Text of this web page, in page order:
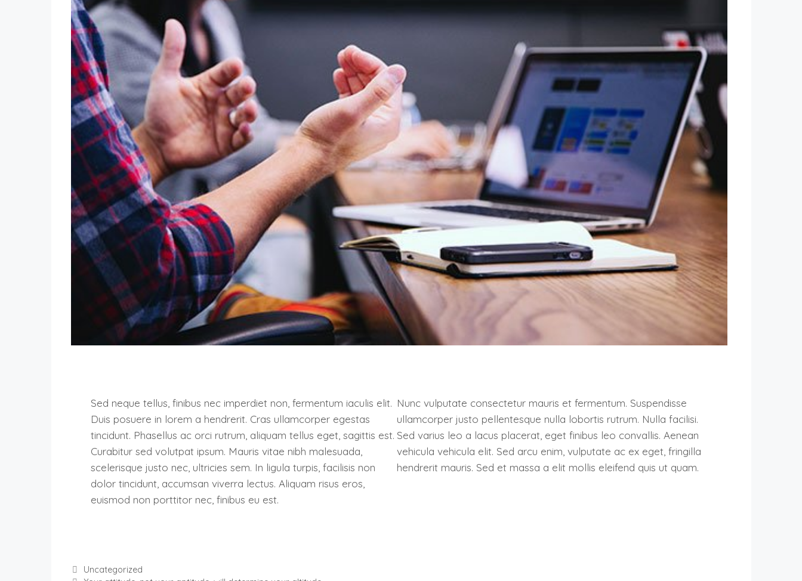
Sed neque tellus, finibus nec imperdiet non, fermentum iaculis elit.
Duis posuere in lorem a hendrerit. Cras ullamcorper egestas
tincidunt. Phasellus ac orci rutrum, aliquam tellus eget, sagittis est.
Curabitur sed volutpat ipsum. Mauris vitae nibh malesuada,
scelerisque justo nec, ultricies sem. In ligula turpis, facilisis non
dolor tincidunt, accumsan viverra lectus. Aliquam risus eros,
euismod non porttitor nec, finibus eu est.
Nunc vulputate consectetur mauris et fermentum. Suspendisse
ullamcorper justo pellentesque nulla lobortis rutrum. Nulla facilisi.
Sed varius leo a lacus placerat, eget finibus leo convallis. Aenean
vehicula vehicula elit. Sed arcu enim, vulputate ac ex eget, fringilla
hendrerit mauris. Sed et massa a elit mollis eleifend quis ut quam.
Categories
Uncategorized